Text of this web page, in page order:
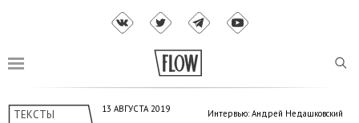
ТЕКСТЫ 13 АВГУСТА 2019 Интервью: Андрей Недашковский